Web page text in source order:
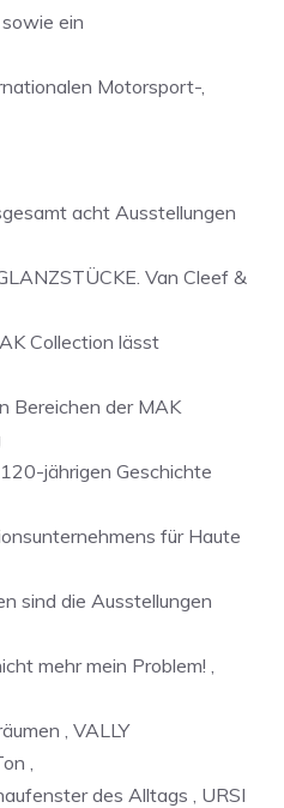
ein
Motorsport-,
acht Ausstellungen
Van Cleef &
Collection lässt
Bereichen der MAK
jährigen Geschichte
für Haute
sind die Ausstellungen
mehr mein Problem! ,
, VALLY
,
des Alltags , URSI